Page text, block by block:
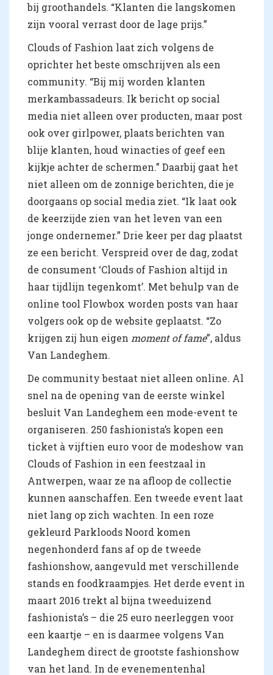
bij groothandels. “Klanten die langskomen
zijn vooral verrast door de lage prijs.”
Clouds of Fashion laat zich volgens de
oprichter het beste omschrijven als een
community. “Bij mij worden klanten
merkambassadeurs. Ik bericht op social
media niet alleen over producten, maar post
ook over girlpower, plaats berichten van
blije klanten, houd winacties of geef een
kijkje achter de schermen.” Daarbij gaat het
niet alleen om de zonnige berichten, die je
doorgaans op social media ziet. “Ik laat ook
de keerzijde zien van het leven van een
jonge ondernemer.” Drie keer per dag plaatst
ze een bericht. Verspreid over de dag, zodat
de consument ‘Clouds of Fashion altijd in
haar tijdlijn tegenkomt’. Met behulp van de
online tool Flowbox worden posts van haar
volgers ook op de website geplaatst. “Zo
krijgen zij hun eigen moment of fame”, aldus
Van Landeghem.
De community bestaat niet alleen online. Al
snel na de opening van de eerste winkel
besluit Van Landeghem een mode-event te
organiseren. 250 fashionista’s kopen een
ticket à vijftien euro voor de modeshow van
Clouds of Fashion in een feestzaal in
Antwerpen, waar ze na afloop de collectie
kunnen aanschaffen. Een tweede event laat
niet lang op zich wachten. In een roze
gekleurd Parkloods Noord komen
negenhonderd fans af op de tweede
fashionshow, aangevuld met verschillende
stands en foodkraampjes. Het derde event in
maart 2016 trekt al bijna tweeduizend
fashionista’s – die 25 euro neerleggen voor
een kaartje – en is daarmee volgens Van
Landeghem direct de grootste fashionshow
van het land. In de evenementenhal